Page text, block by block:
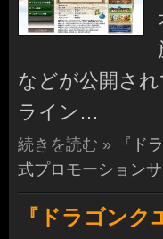
などが公開さ
ライン…
続きを読む »
『ド
式プロモーション
『ドラゴン